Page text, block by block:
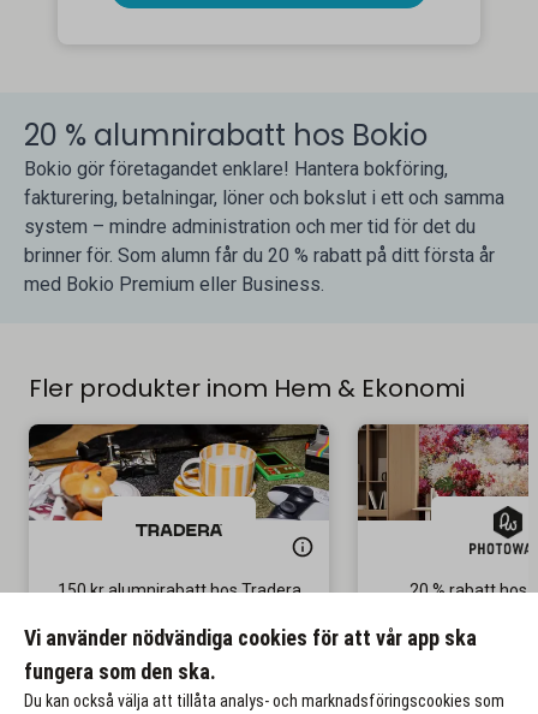
20 % alumnirabatt hos Bokio
Bokio gör företagandet enklare! Hantera bokföring,
fakturering, betalningar, löner och bokslut i ett och samma
system – mindre administration och mer tid för det du
brinner för. Som alumn får du 20 % rabatt på ditt första år
med Bokio Premium eller Business.
Fler produkter inom Hem & Ekonomi
150 kr alumnirabatt hos Tradera
Till rabatten
20 % rabatt hos
Vi använder nödvändiga cookies för att vår app ska
fungera som den ska.
Du kan också välja att tillåta analys- och marknadsföringscookies som